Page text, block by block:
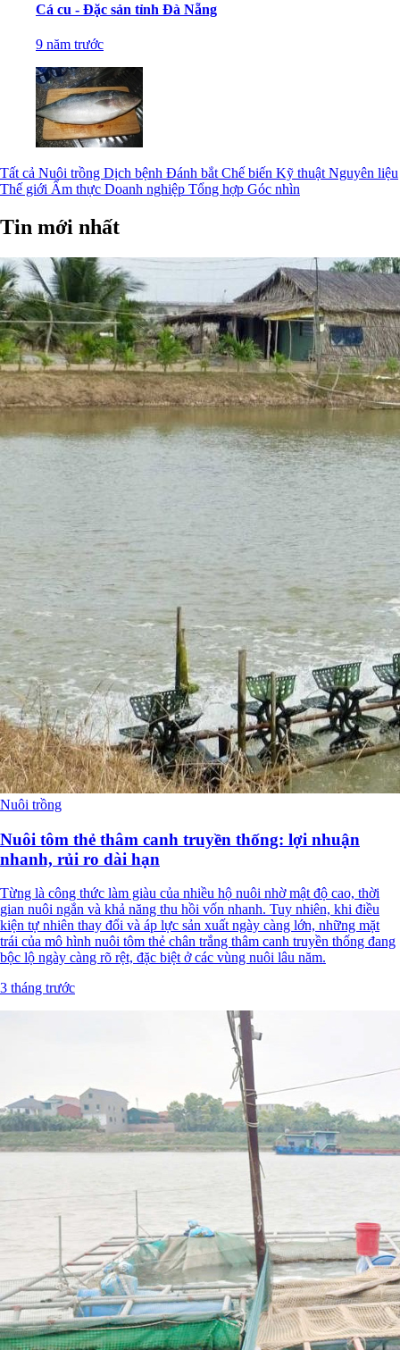
Cá cu - Đặc sản tỉnh Đà Nẵng
9 năm trước
Tất cả Nuôi trồng Dịch bệnh Đánh bắt Chế biến Kỹ thuật Nguyên liệu
Thế giới Ẩm thực Doanh nghiệp Tổng hợp Góc nhìn
Tin mới nhất
Nuôi trồng
Nuôi tôm thẻ thâm canh truyền thống: lợi nhuận
nhanh, rủi ro dài hạn
Từng là công thức làm giàu của nhiều hộ nuôi nhờ mật độ cao, thời
gian nuôi ngắn và khả năng thu hồi vốn nhanh. Tuy nhiên, khi điều
kiện tự nhiên thay đổi và áp lực sản xuất ngày càng lớn, những mặt
trái của mô hình nuôi tôm thẻ chân trắng thâm canh truyền thống đang
bộc lộ ngày càng rõ rệt, đặc biệt ở các vùng nuôi lâu năm.
3 tháng trước